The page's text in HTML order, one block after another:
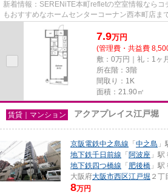
新着情報：SERENiTE本町refletの空室情報なら
もおすすめなホームセンターコーナン西本町店ま
敷地内ごみ置き場・エレベータ...
7.9万円
(管理費・共益費
敷：0万円｜礼：1ヶ月
所在階：3階
間取り：1K
面積：21.90㎡
賃貸｜マンション アクアプレイス江戸堀
京阪電鉄中之島線 「 中之島
地下鉄千日前線 「 阿波座 」
地下鉄四つ橋線 「 肥後橋 」
大阪府大阪市西区江戸堀 ２丁
8万円